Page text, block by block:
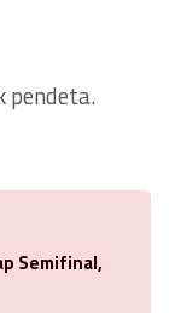
pendeta.
Semifinal,